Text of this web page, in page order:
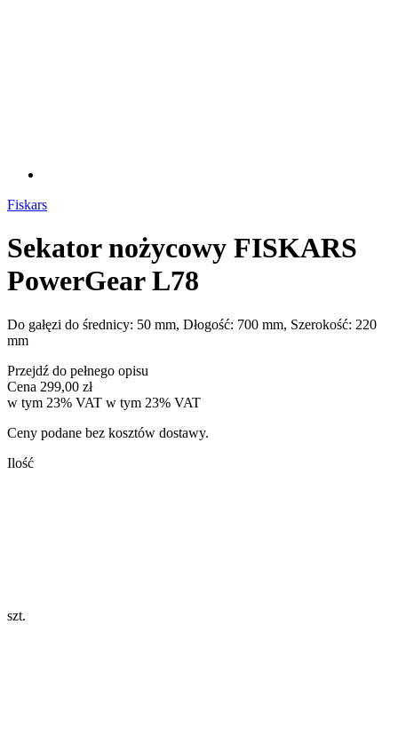
Fiskars
Sekator nożycowy FISKARS
PowerGear L78
Do gałęzi do średnicy: 50 mm, Dłogość: 700 mm, Szerokość: 220
mm
Przejdź do pełnego opisu
Cena 299,00 zł
w tym 23% VAT w tym 23% VAT
Ceny podane bez kosztów dostawy.
Ilość
szt.